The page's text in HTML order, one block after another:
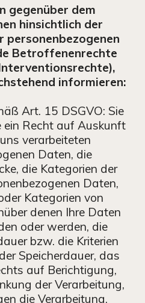
gegenüber dem
hinsichtlich der
personenbezogenen
Betroffenenrechte
informieren:
Art. 15 DSGVO: Sie
ein Recht auf Auskunft
verarbeiteten
Daten, die
die Kategorien der
Daten,
Kategorien von
denen Ihre Daten
oder werden, die
bzw. die Kriterien
Speicherdauer, das
auf Berichtigung,
der Verarbeitung,
die Verarbeitung,